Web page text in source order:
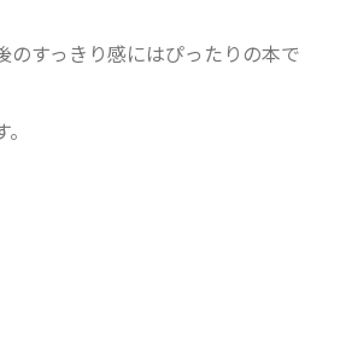
すっきり感にはぴったりの本で